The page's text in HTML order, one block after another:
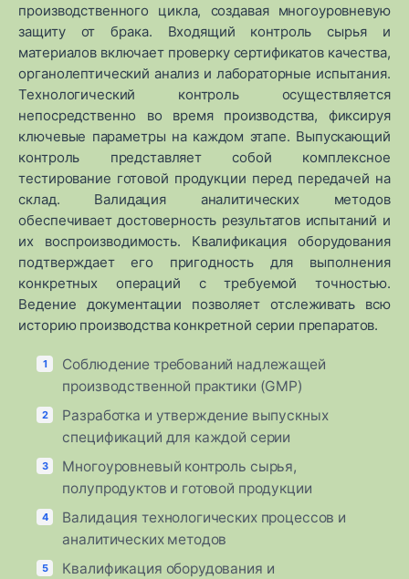
производственного цикла, создавая многоуровневую
защиту от брака. Входящий контроль сырья и
материалов включает проверку сертификатов качества,
органолептический анализ и лабораторные испытания.
Технологический контроль осуществляется
непосредственно во время производства, фиксируя
ключевые параметры на каждом этапе. Выпускающий
контроль представляет собой комплексное
тестирование готовой продукции перед передачей на
склад. Валидация аналитических методов
обеспечивает достоверность результатов испытаний и
их воспроизводимость. Квалификация оборудования
подтверждает его пригодность для выполнения
конкретных операций с требуемой точностью.
Ведение документации позволяет отслеживать всю
историю производства конкретной серии препаратов.
Соблюдение требований надлежащей
производственной практики (GMP)
Разработка и утверждение выпускных
спецификаций для каждой серии
Многоуровневый контроль сырья,
полупродуктов и готовой продукции
Валидация технологических процессов и
аналитических методов
Квалификация оборудования и